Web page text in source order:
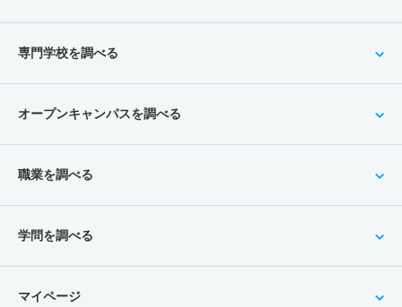
専門学校を調べる
オープンキャンパスを調べる
職業を調べる
学問を調べる
マイページ